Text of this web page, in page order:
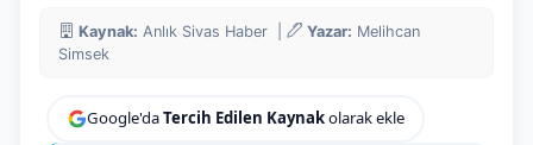
Kaynak: Anlık Sivas Haber | Yazar: Melihcan
Simsek
Google'daTercih Edilen Kaynakolarak ekle